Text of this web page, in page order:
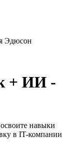
Эдюсон
+ ИИ -
навыки
в IT-компании